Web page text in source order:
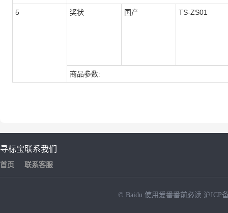
5 奖状 国产 TS-ZS01
商品参数:
寻标宝
首页
联系我们
联系客服
© Baidu 使用爱番番前必读 沪ICP